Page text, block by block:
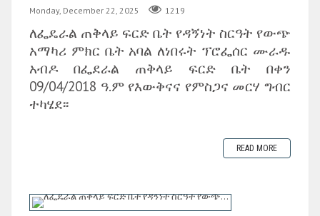
Monday, December 22, 2025 1219
ለፌዴራል ጠቅላይ ፍርድ ቤት የዳኝነት ስርዓት የውጭ
አማካሪ ምክር ቤት አባል ለነበሩት ፕሮፌሰር ሙራዱ
አብዶ በፌደራል ጠቅላይ ፍርድ ቤት በቀን
09/04/2018 ዓ.ም የእውቅናና የምስጋና መርሃ ግብር
ተካሄደ፡፡
READ MORE